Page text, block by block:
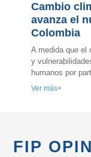
Cambio
avanza el
Colombia
A medida que el
y
humanos por
Ver más
FIP